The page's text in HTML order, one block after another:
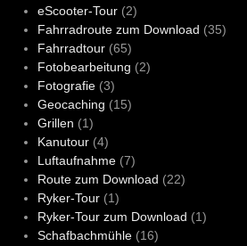
eScooter-Tour(2)
Fahrradroute zum Download (35)
Fahrradtour(65)
Fotobearbeitung (2)
Fotografie(3)
Geocaching (15)
Grillen (1)
Kanutour(4)
Luftaufnahme(7)
Route zum Download (22)
Ryker-Tour(1)
Ryker-Tour zum Download (1)
Schafbachmühle(16)